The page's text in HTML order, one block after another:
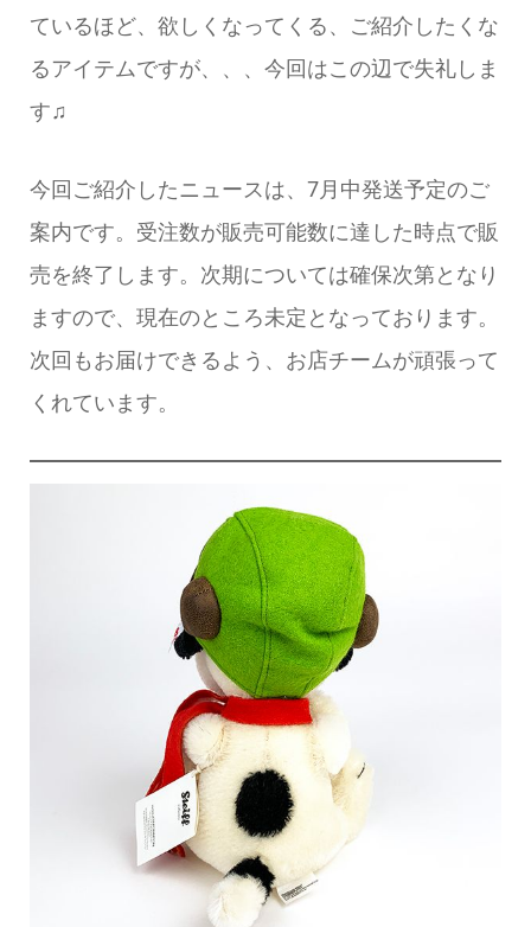
ているほど、欲しくなってくる、ご紹介したくな
るアイテムですが、、、今回はこの辺で失礼しま
す♫
今回ご紹介したニュースは、7月中発送予定のご
案内です。受注数が販売可能数に達した時点で販
売を終了します。次期については確保次第となり
ますので、現在のところ未定となっております。
次回もお届けできるよう、お店チームが頑張って
くれています。